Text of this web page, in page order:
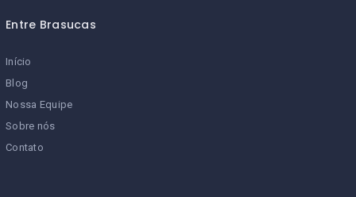
Entre Brasucas
Início
Blog
Nossa Equipe
Sobre nós
Contato